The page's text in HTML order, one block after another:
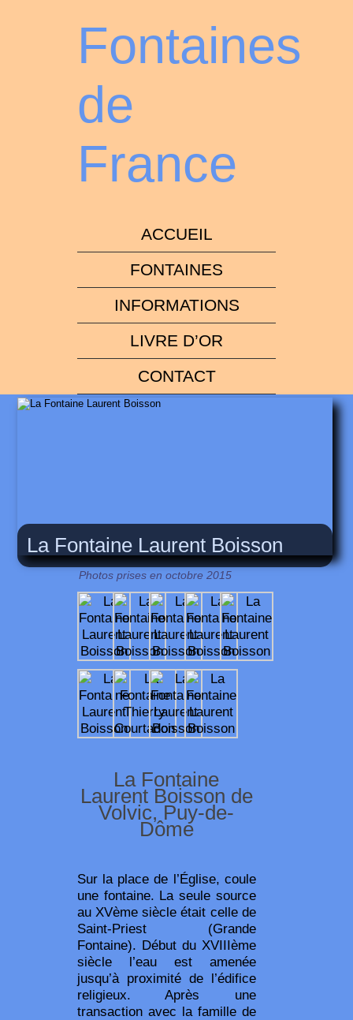
Fontaines
de
France
ACCUEIL
FONTAINES
INFORMATIONS
LIVRE D’OR
CONTACT
La Fontaine Laurent Boisson
Photos prises en octobre 2015
La Fontaine
Laurent Boisson de
Volvic, Puy-de-
Dôme
Sur la place de l’Église, coule
une fontaine. La seule source
au XVème siècle était celle de
Saint-Priest (Grande
Fontaine). Début du XVIIIème
siècle l’eau est amenée
jusqu’à proximité de l’édifice
religieux. Après une
transaction avec la famille de